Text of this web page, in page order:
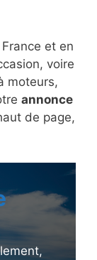
et en
voire
moteurs,
annonce
de page,